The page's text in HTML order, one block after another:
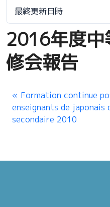
最終更新日時
2016年度中
修会報告
Formation continue
enseignants de japonais
secondaire 2010